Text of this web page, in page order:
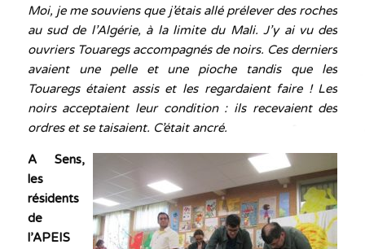
Moi, je me souviens que j’étais allé prélever des roches
au sud de l’Algérie, à la limite du Mali. J’y ai vu des
ouvriers Touaregs accompagnés de noirs. Ces derniers
avaient une pelle et une pioche tandis que les
Touaregs étaient assis et les regardaient faire ! Les
noirs acceptaient leur condition : ils recevaient des
ordres et se taisaient. C’était ancré.
A Sens,
les
résidents
de
l’APEIS